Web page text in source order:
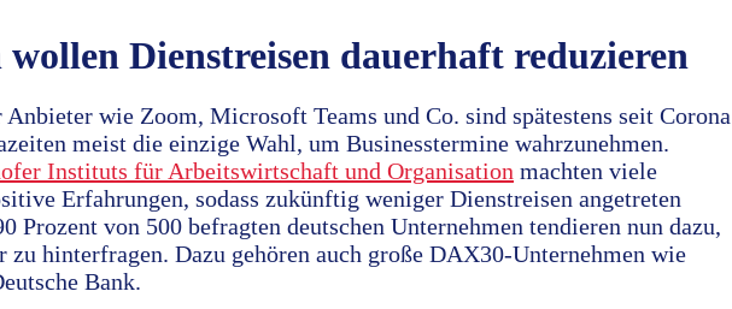
Dienstreisen dauerhaft reduzieren
wie Zoom, Microsoft Teams und Co. sind spätestens seit Corona
meist die einzige Wahl, um Businesstermine wahrzunehmen.
Instituts für Arbeitswirtschaft und Organisation machten viele
Erfahrungen, sodass zukünftig weniger Dienstreisen angetreten
Prozent von 500 befragten deutschen Unternehmen tendieren nun dazu,
zu hinterfragen. Dazu gehören auch große DAX30-Unternehmen wie
Bank.